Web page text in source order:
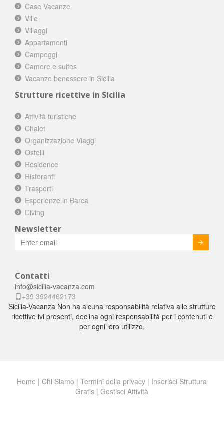
Case Vacanze
Ville
Villaggi
Appartamenti
Campeggi
Camere e suites
Vacanze benessere in Sicilia
Strutture ricettive in Sicilia
Attività turistiche
Chalet
Organizzazione Viaggi
Ostelli
Residence
Ristoranti
Trasporti
Esperienze in Barca
Diving
Newsletter
Contatti
info@sicilia-vacanza.com
+39 3924462173
Sicilia-Vacanza Non ha alcuna responsabilità relativa alle strutture
ricettive ivi presenti, declina ogni responsabilità per i contenuti e
per ogni loro utilizzo.
Home | Chi Siamo | Termini della privacy | Inserisci Struttura
Gratis | Gestisci Attività